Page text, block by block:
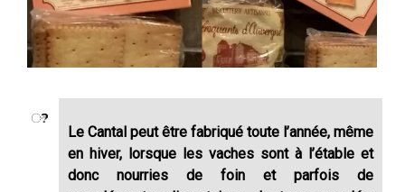
Le Cantal peut être fabriqué toute l’année, même
en hiver, lorsque les vaches sont à l’étable et
donc nourries de foin et parfois de